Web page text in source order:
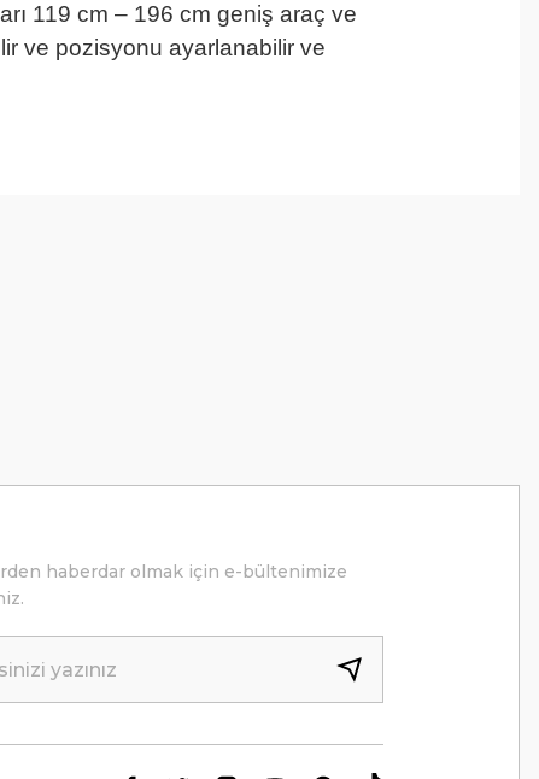
119 cm – 196 cm geniş araç ve
ve pozisyonu ayarlanabilir ve
haberdar olmak için e-bültenimize